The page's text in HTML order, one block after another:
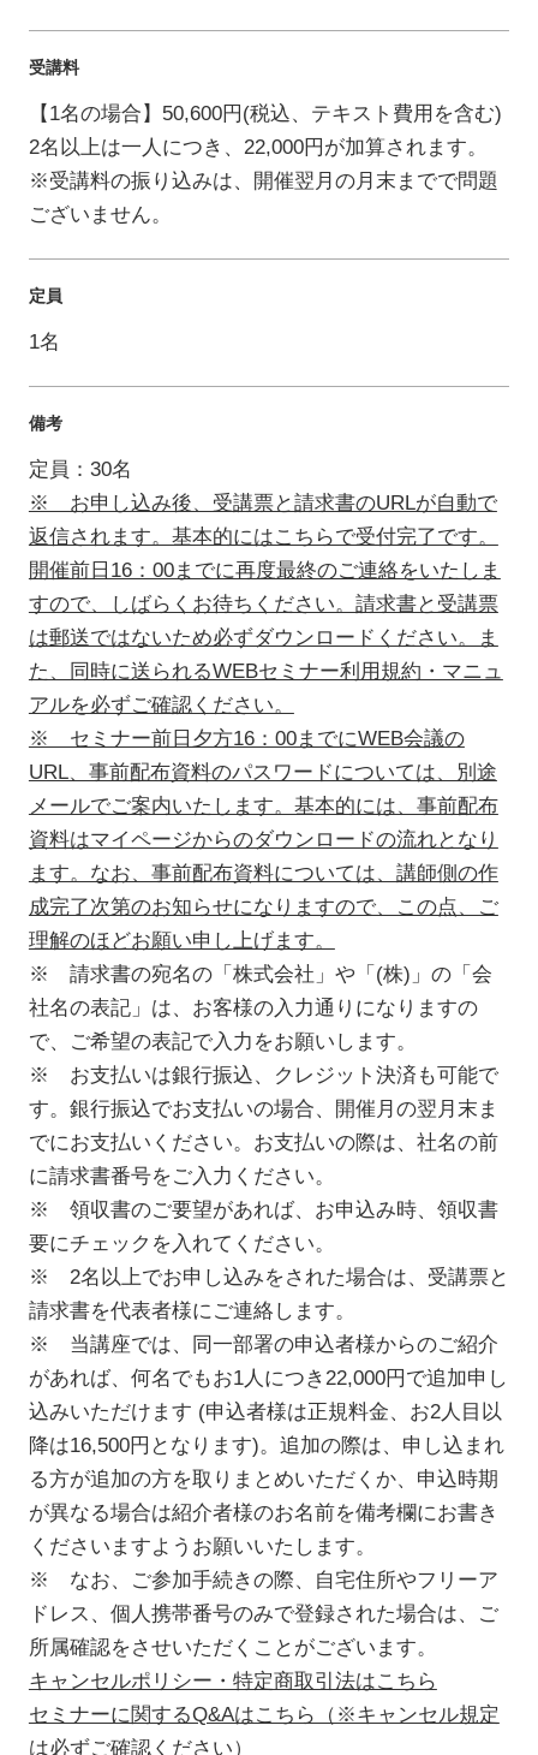
受講料
【1名の場合】50,600円(税込、テキスト費用を含む)
2名以上は一人につき、22,000円が加算されます。
※受講料の振り込みは、開催翌月の月末までで問題
ございません。
定員
1名
備考
定員：30名
※ お申し込み後、受講票と請求書のURLが自動で
返信されます。基本的にはこちらで受付完了です。
開催前日16：00までに再度最終のご連絡をいたしま
すので、しばらくお待ちください。請求書と受講票
は郵送ではないため必ずダウンロードください。ま
た、同時に送られるWEBセミナー利用規約・マニュ
アルを必ずご確認ください。
※ セミナー前日夕方16：00までにWEB会議の
URL、事前配布資料のパスワードについては、別途
メールでご案内いたします。基本的には、事前配布
資料はマイページからのダウンロードの流れとなり
ます。なお、事前配布資料については、講師側の作
成完了次第のお知らせになりますので、この点、ご
理解のほどお願い申し上げます。
※ 請求書の宛名の「株式会社」や「(株)」の「会
社名の表記」は、お客様の入力通りになりますの
で、ご希望の表記で入力をお願いします。
※ お支払いは銀行振込、クレジット決済も可能で
す。銀行振込でお支払いの場合、開催月の翌月末ま
でにお支払いください。お支払いの際は、社名の前
に請求書番号をご入力ください。
※ 領収書のご要望があれば、お申込み時、領収書
要にチェックを入れてください。
※ 2名以上でお申し込みをされた場合は、受講票と
請求書を代表者様にご連絡します。
※ 当講座では、同一部署の申込者様からのご紹介
があれば、何名でもお1人につき22,000円で追加申し
込みいただけます (申込者様は正規料金、お2人目以
降は16,500円となります)。追加の際は、申し込まれ
る方が追加の方を取りまとめいただくか、申込時期
が異なる場合は紹介者様のお名前を備考欄にお書き
くださいますようお願いいたします。
※ なお、ご参加手続きの際、自宅住所やフリーア
ドレス、個人携帯番号のみで登録された場合は、ご
所属確認をさせいただくことがございます。
キャンセルポリシー・特定商取引法はこちら
セミナーに関するQ&Aはこちら（※キャンセル規定
は必ずご確認ください）